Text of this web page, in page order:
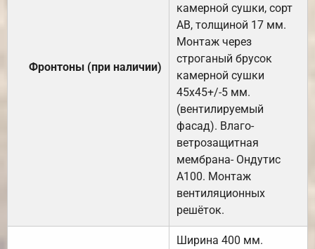
Фронтоны (при наличии)
камерной сушки, сорт
АВ, толщиной 17 мм.
Монтаж через
строганый брусок
камерной сушки
45х45+/-5 мм.
(вентилируемый
фасад). Влаго-
ветрозащитная
мембрана- Ондутис
А100. Монтаж
вентиляционных
решёток.
Ширина 400 мм.